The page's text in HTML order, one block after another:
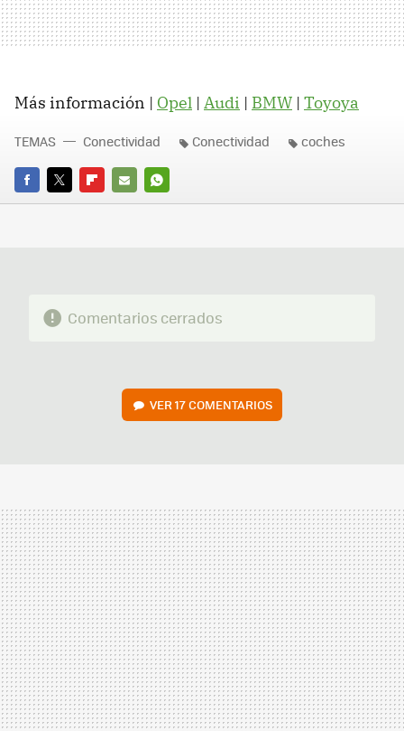
Más información | Opel | Audi | BMW | Toyoya
FACEBOOK
TWITTERFLIPBOARD
E-
WHATSAPP
TEMAS Conectividad Conectividad coches
Comentarios cerrados
VER 17 COMENTARIOS